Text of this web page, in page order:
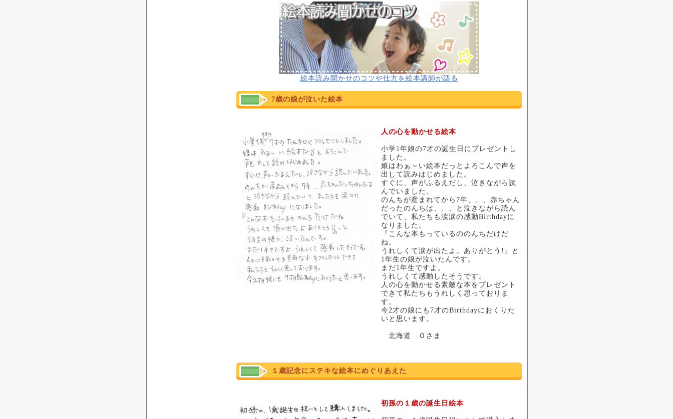
絵本読み聞かせの コツや仕方を絵本講師が語る
7歳の娘が泣いた絵本
人の心を動かせる絵本
小学1年娘の7才の誕生日にプレゼントし
ました。
娘はわぁ～い絵本だっとよろこんで声を
出して読みはじめました。
すぐに、声がふるえだし、泣きながら読
んでいました。
のんちが産まれてから7年、、、赤ちゃん
だったのんちは、、、と泣きながら読ん
でいて、私たちも涙涙の感動Birthdayに
なりました。
『こんな本もっているののんちだけだ
ね。
うれしくて涙が出たよ。ありがとう!』と
1年生の娘が泣いたんです。
まだ1年生ですよ。
うれしくて感動したそうです。
人の心を動かせる素敵な本をプレゼント
できて私たちもうれしく思っておりま
す。
今2才の娘にも7才のBirthdayにおくりた
いと思います。
北海道 Ｏさま
１歳記念にステキな絵本にめぐりあえた
初孫の１歳の誕生日絵本